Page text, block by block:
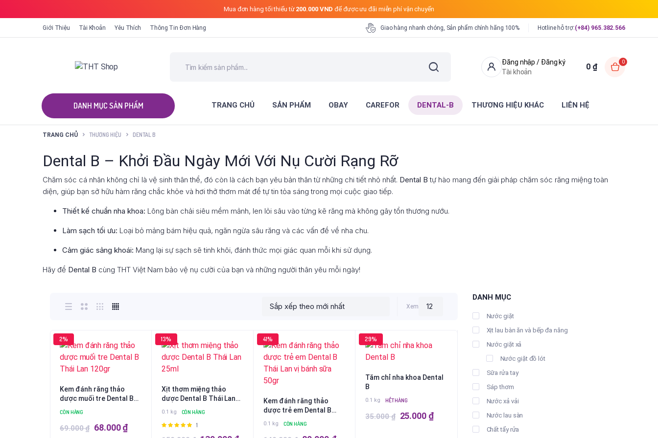
Mua đơn hàng tối thiểu từ 200.000 VNDđể được ưu đãi miễn phí vận chuyển
Giới Thiệu Tài Khoản Yêu Thích Thông Tin Đơn Hàng Giao hàng nhanh chóng, Sản phẩm chính hãng 100% Hotline hỗ trợ:(+84) 965.382.566
Đăng nhập / Đăng ký
Tài khoản
0 ₫
0
ALL CATEGORIES TRANG CHỦ SẢN PHẨM OBAY CAREFOR DENTAL-B THƯƠNG HIỆU KHÁC LIÊN HỆ
TRANG CHỦ THƯƠNG HIỆU DENTAL B
Dental B – Khởi Đầu Ngày Mới Với Nụ Cười Rạng Rỡ
Chăm sóc cá nhân không chỉ là vệ sinh thân thể, đó còn là cách bạn yêu bản thân từ những chi tiết nhỏ nhất. Dental B tự hào mang đến giải pháp chăm sóc răng miệng toàn
diện, giúp bạn sở hữu hàm răng chắc khỏe và hơi thở thơm mát để tự tin tỏa sáng trong mọi cuộc giao tiếp.
Thiết kế chuẩn nha khoa: Lông bàn chải siêu mềm mảnh, len lỏi sâu vào từng kẽ răng mà không gây tổn thương nướu.
Làm sạch tối ưu: Loại bỏ mảng bám hiệu quả, ngăn ngừa sâu răng và các vấn đề về nha chu.
Cảm giác sảng khoái: Mang lại sự sạch sẽ tinh khôi, đánh thức mọi giác quan mỗi khi sử dụng.
Hãy để Dental B cùng THT Việt Nam bảo vệ nụ cười của bạn và những người thân yêu mỗi ngày!
Xem
2%
Kem đánh răng thảo
dược muối tre Dental B
Thái Lan 120gr
CÒN HÀNG
69.000₫ Giá
68.000₫Giá
13%
Xịt thơm miệng thảo
dược Dental B Thái Lan
0.1 kg CÒN HÀNG
Được
1
41%
Kem đánh răng thảo
dược trẻ em Dental B
Thái Lan vị bánh sữa 50gr
0.1 kg CÒN HÀNG
29%
Tăm chỉ nha khoa Dental
B
0.1 kg HẾT HÀNG
35.000₫ Giá
25.000 ₫Giá
DANH MỤC
Nước giặt
Xịt lau bàn ăn và bếp đa năng
Nước giặt xả
Nước giặt đồ lót
Sữa rửa tay
Sáp thơm
Nước xả vải
Nước lau sàn
Chất tẩy rửa